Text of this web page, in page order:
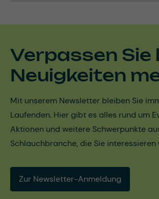
Verpassen Sie
Neuigkeiten
Mit unserem Newsletter bleiben Sie
Laufenden. Hier gibt es alles rund um
Aktionen und weitere Schwerpunkte
Schlauchbranche, die Sie interessieren
Zur Newsletter-Anmeldung